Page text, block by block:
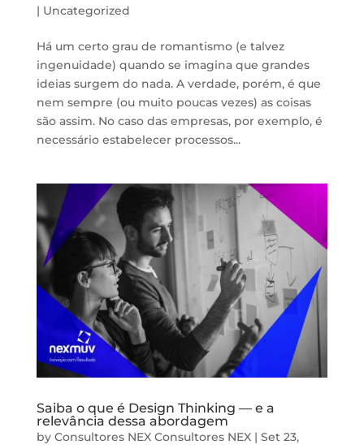
| Uncategorized
Há um certo grau de romantismo (e talvez
ingenuidade) quando se imagina que grandes
ideias surgem do nada. A verdade, porém, é que
nem sempre (ou muito poucas vezes) as coisas
são assim. No caso das empresas, por exemplo, é
necessário estabelecer processos...
Saiba o que é Design Thinking — e a
relevância dessa abordagem
by Consultores NEX Consultores NEX| Set 23,